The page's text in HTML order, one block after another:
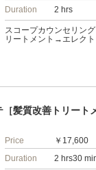
Duration
2 hrs
スコープカウンセリン
リートメント→エレク
髪質改善トリート
Price
￥17,600
Duration
2 hrs30